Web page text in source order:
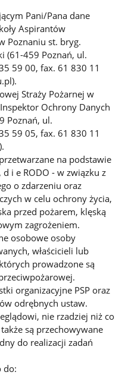
Pani/Pana dane
Aspirantów
Poznaniu st. bryg.
(61-459 Poznań, ul.
59 00, fax. 61 830 11
Straży Pożarnej w
Ochrony Danych
Poznań, ul.
59 05, fax. 61 830 11
na podstawie
i e RODO - w związku z
o zdarzeniu oraz
w celu ochrony życia,
przed pożarem, klęską
zagrożeniem.
osobowe osoby
właścicieli lub
prowadzone są
organizacyjne PSP oraz
odrębnych ustaw.
nie rzadziej niż co
są przechowywane
do realizacji zadań
do: